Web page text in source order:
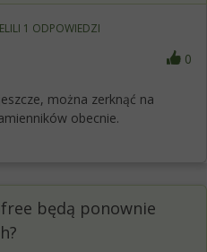
1 ODPOWIEDZI
0
można zerknąć na
obecnie.
będą ponownie